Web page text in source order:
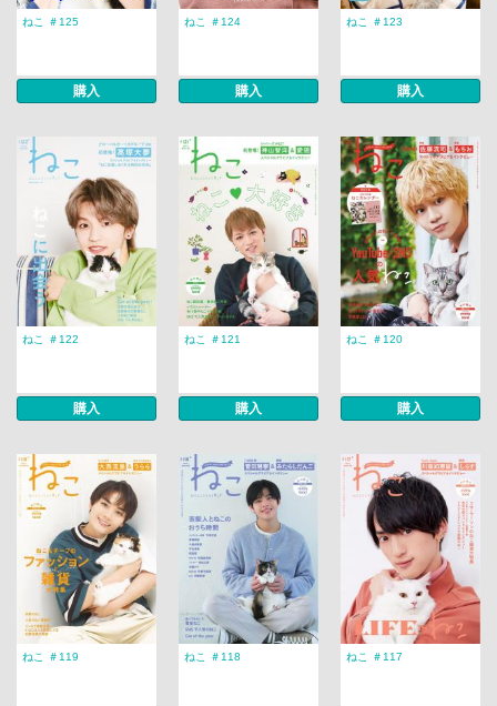
ねこ ＃125
購入
ねこ ＃124
購入
ねこ ＃123
購入
ねこ ＃122
購入
ねこ ＃121
購入
ねこ ＃120
購入
ねこ ＃119 ねこ ＃118 ねこ ＃117